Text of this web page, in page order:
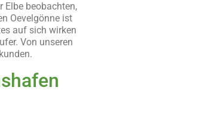
Elbe beobachten,
Oevelgönne ist
auf sich wirken
Von unseren